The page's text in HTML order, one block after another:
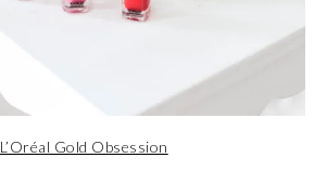
L’Oréal Gold Obsession